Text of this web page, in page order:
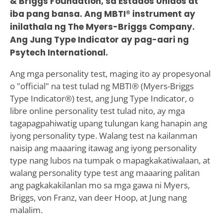
iba pang bansa. Ang MBTI® instrument ay
inilathala ng The Myers-Briggs Company.
Ang Jung Type Indicator ay pag-aari ng
Psytech International.
Ang mga personality test, maging ito ay propesyonal
o "official" na test tulad ng MBTI® (Myers-Briggs
Type Indicator®) test, ang Jung Type Indicator, o
libre online personality test tulad nito, ay mga
tagapagpahiwatig upang tulungan kang hanapin ang
iyong personality type. Walang test na kailanman
naisip ang maaaring itawag ang iyong personality
type nang lubos na tumpak o mapagkakatiwalaan, at
walang personality type test ang maaaring palitan
ang pagkakakilanlan mo sa mga gawa ni Myers,
Briggs, von Franz, van deer Hoop, at Jung nang
malalim.